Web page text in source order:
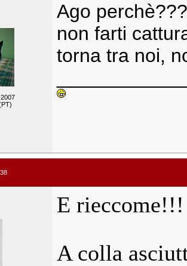
Ago
non farti
torna tra noi,
E rieccome!!!
A colla